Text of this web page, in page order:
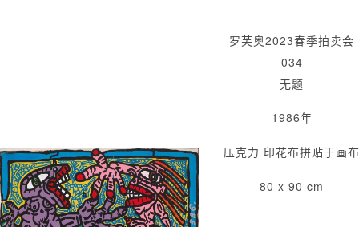
罗芙奥2023春季拍卖会
034
无题
1986年
压克力 印花布拼贴于画布
80 x 90 cm